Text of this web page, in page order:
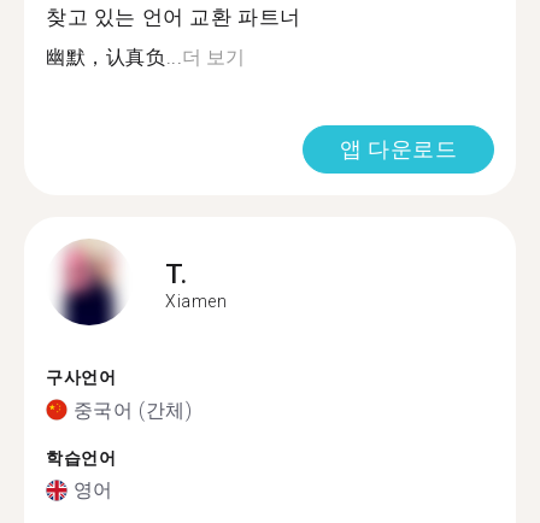
찾고 있는 언어 교환 파트너
幽默，认真负...더 보기
앱 다운로드
T.
Xiamen
구사언어
중국어 (간체)
학습언어
영어